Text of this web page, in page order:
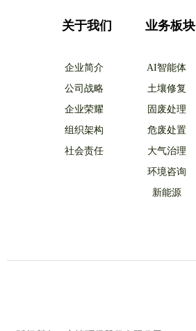
业务板块
企业简介
公司战略
企业荣耀
组织架构
社会责任
关于我们
AI智能体
土壤修复
固废处理
危废处置
大气治理
环境咨询
新能源